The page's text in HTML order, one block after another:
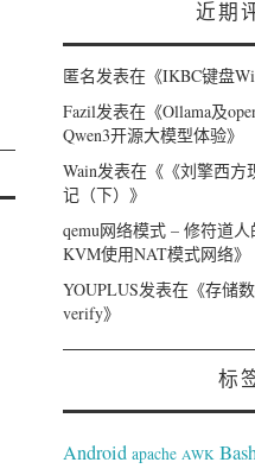
近期
匿名发表在《IKBC键盘
Fazil发表在《Ollama及
Qwen3开源大模型体验》
Wain发表在《《刘擎西方
记（下） 》
qemu网络模式 – 修符道人
KVM使用NAT模式网络》
YOUPLUS发表在《存储
verify》
标
Android apache AWK